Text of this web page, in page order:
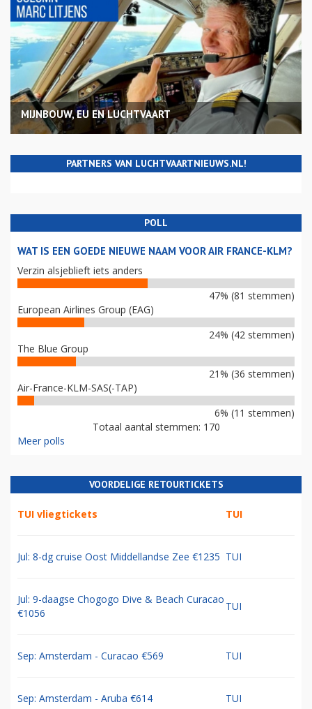
MIJNBOUW, EU EN LUCHTVAART
PARTNERS VAN LUCHTVAARTNIEUWS.NL!
POLL
WAT IS EEN GOEDE NIEUWE NAAM VOOR AIR FRANCE-KLM?
Verzin alsjeblieft iets anders
47% (81 stemmen)
European Airlines Group (EAG)
24% (42 stemmen)
The Blue Group
21% (36 stemmen)
Air-France-KLM-SAS(-TAP)
6% (11 stemmen)
Totaal aantal stemmen: 170
Meer polls
VOORDELIGE RETOURTICKETS
TUI vliegtickets TUI
Jul: 8-dg cruise Oost Middellandse Zee €1235 TUI
Jul: 9-daagse Chogogo Dive & Beach Curacao
€1056
TUI
Sep: Amsterdam - Curacao €569 TUI
Sep: Amsterdam - Aruba €614 TUI